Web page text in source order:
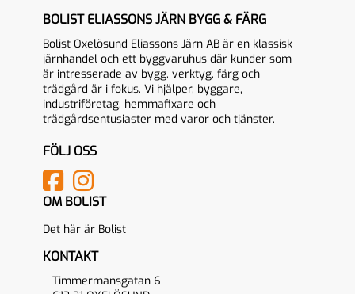
BOLIST ELIASSONS JÄRN BYGG & FÄRG
Bolist Oxelösund Eliassons Järn AB är en klassisk
järnhandel och ett byggvaruhus där kunder som
är intresserade av bygg, verktyg, färg och
trädgård är i fokus. Vi hjälper, byggare,
industriföretag, hemmafixare och
trädgårdsentusiaster med varor och tjänster.
FÖLJ OSS
OM BOLIST
Det här är Bolist
KONTAKT
Timmermansgatan 6